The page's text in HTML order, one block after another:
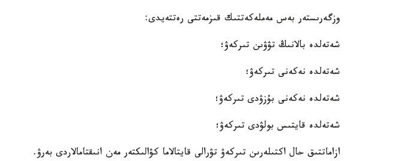
وزگەرىستەر بەس مەملەكەتتىك قىزمەتتى رەتتەيدى:
شەتەلدە بالانىڭ تۋۋىن تىركەۋ؛
شەتەلدە نەكەنى تىركەۋ؛
شەتەلدە نەكەنى بۇزۋدى تىركەۋ؛
شەتەلدە قايتىس بولۋدى تىركەۋ؛
ازاماتتىق حال اكتىلەرىن تىركەۋ تۋرالى قايتالاما كۋالىكتەر مەن انىقتامالاردى بەرۋ.